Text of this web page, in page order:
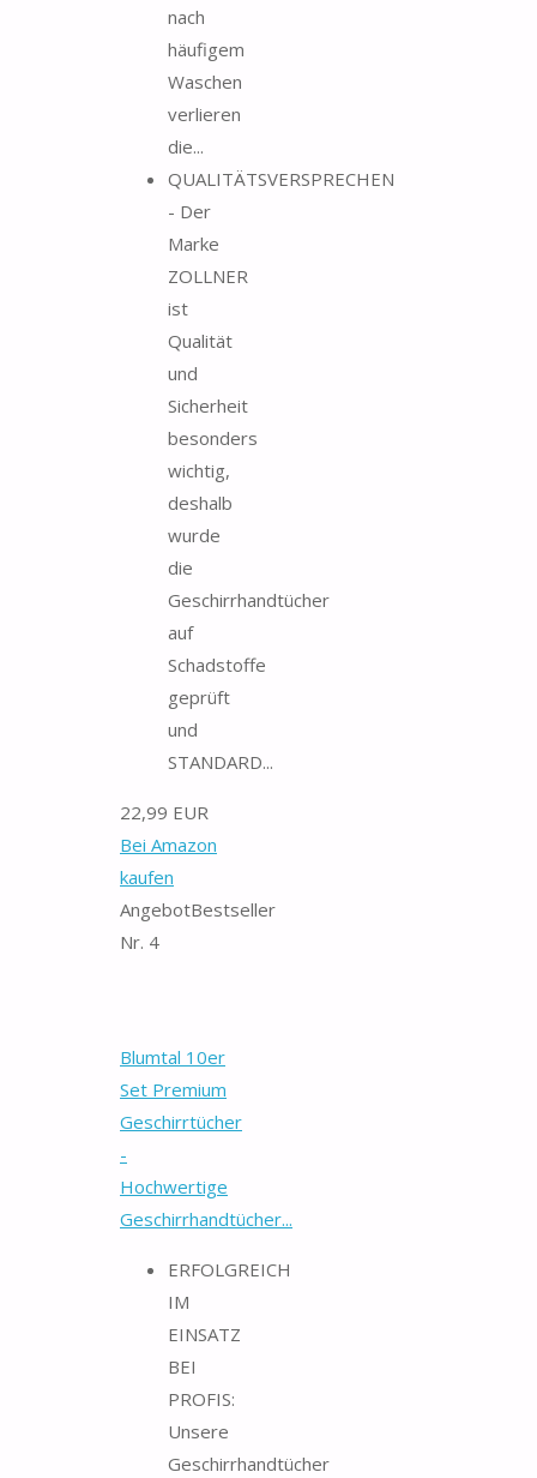
nach
häufigem
Waschen
verlieren
die...
QUALITÄTSVERSPRECHEN
- Der
Marke
ZOLLNER
ist
Qualität
und
Sicherheit
besonders
wichtig,
deshalb
wurde
die
Geschirrhandtücher
auf
Schadstoffe
geprüft
und
STANDARD...
22,99 EUR
Bei Amazon
kaufen
AngebotBestseller
Nr. 4
Blumtal 10er
Set Premium
Geschirrtücher
-
Hochwertige
Geschirrhandtücher...
ERFOLGREICH
IM
EINSATZ
BEI
PROFIS:
Unsere
Geschirrhandtücher